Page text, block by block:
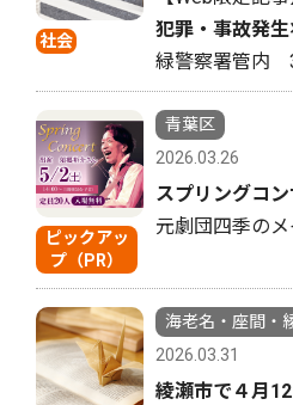
社会
犯罪・事故発
緑警察署管内
ピックアッ
プ（PR）
青葉区
2026.03.26
スプリングコン
元劇団四季の
海老名・座間・
2026.03.31
綾瀬市で４月